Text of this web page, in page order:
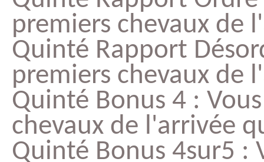
premiers chevaux de
Quinté Rapport
premiers chevaux de
Quinté Bonus 4 :
chevaux de l'arrivée
Quinté Bonus 4sur5 :